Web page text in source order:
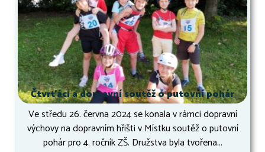
Čtvrťáci a dopravní soutěž o putovní pohár
Ve středu 26. června 2024 se konala v rámci dopravní
výchovy na dopravním hřišti v Místku soutěž o putovní
pohár pro 4. ročník ZŠ. Družstva byla tvořena...